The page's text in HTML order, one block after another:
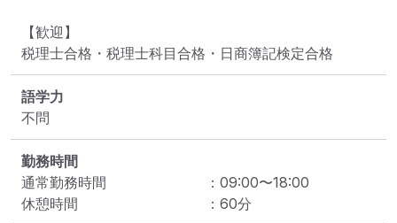
【歓迎】
税理士合格・税理士科目合格・日商簿記検定合格
語学力
不問
勤務時間
通常勤務時間
： 09:00〜18:00
休憩時間
： 60分